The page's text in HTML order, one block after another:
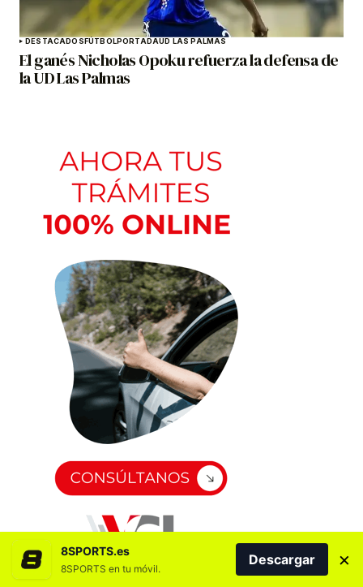
DESTACADOSFÚTBOLPORTADAUD LAS PALMAS
El ganés Nicholas Opoku refuerza la defensa de
la UD Las Palmas
8SPORTS.es
8SPORTS en tu móvil.
Descargar ×